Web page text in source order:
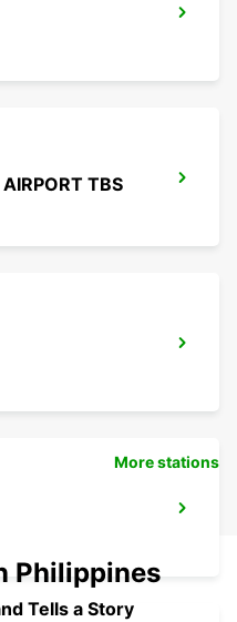
TBS
More stations
Philippines
Tells a Story